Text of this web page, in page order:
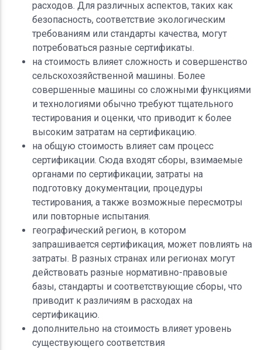
расходов. Для различных аспектов, таких как
безопасность, соответствие экологическим
требованиям или стандарты качества, могут
потребоваться разные сертификаты.
на стоимость влияет сложность и совершенство
сельскохозяйственной машины. Более
совершенные машины со сложными функциями
и технологиями обычно требуют тщательного
тестирования и оценки, что приводит к более
высоким затратам на сертификацию.
на общую стоимость влияет сам процесс
сертификации. Сюда входят сборы, взимаемые
органами по сертификации, затраты на
подготовку документации, процедуры
тестирования, а также возможные пересмотры
или повторные испытания.
географический регион, в котором
запрашивается сертификация, может повлиять на
затраты. В разных странах или регионах могут
действовать разные нормативно-правовые
базы, стандарты и соответствующие сборы, что
приводит к различиям в расходах на
сертификацию.
дополнительно на стоимость влияет уровень
существующего соответствия